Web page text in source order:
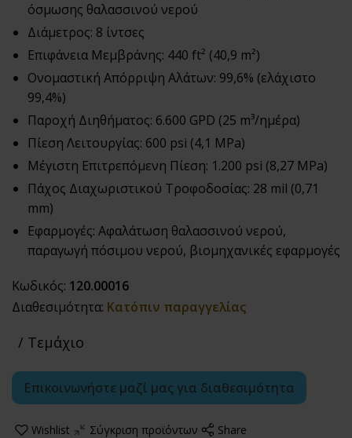
όσμωσης θαλασσινού νερού
Διάμετρος: 8 ίντσες
Επιφάνεια Μεμβράνης: 440 ft² (40,9 m²)
Ονομαστική Απόρριψη Αλάτων: 99,6% (ελάχιστο
99,4%)
Παροχή Διηθήματος: 6.600 GPD (25 m³/ημέρα)
Πίεση Λειτουργίας: 600 psi (4,1 MPa)
Μέγιστη Επιτρεπόμενη Πίεση: 1.200 psi (8,27 MPa)
Πάχος Διαχωριστικού Τροφοδοσίας: 28 mil (0,71
mm)
Εφαρμογές: Αφαλάτωση θαλασσινού νερού,
παραγωγή πόσιμου νερού, βιομηχανικές εφαρμογές
Κωδικός: 120.00016
Διαθεσιμότητα: Κατόπιν παραγγελίας
/ Τεμάχιο
Επικοινωνήστε μαζί μας για διαθεσιμότητα
Wishlist Σύγκριση προϊόντων Share